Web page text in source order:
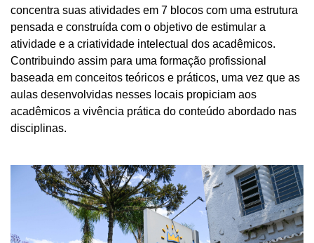
concentra suas atividades em 7 blocos com uma estrutura
pensada e construída com o objetivo de estimular a
atividade e a criatividade intelectual dos acadêmicos.
Contribuindo assim para uma formação profissional
baseada em conceitos teóricos e práticos, uma vez que as
aulas desenvolvidas nesses locais propiciam aos
acadêmicos a vivência prática do conteúdo abordado nas
disciplinas.